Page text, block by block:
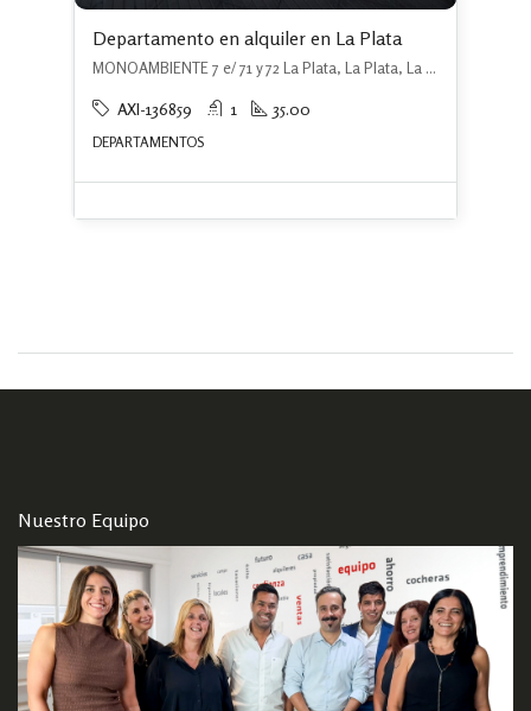
Departamento en alquiler en La Plata
MONOAMBIENTE 7 e/ 71 y 72 La Plata, La Plata, La Plata
AXI-136859 1 35.00
DEPARTAMENTOS
Nuestro Equipo